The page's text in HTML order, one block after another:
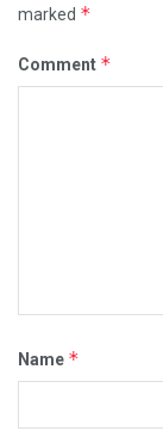
marked *
Comment *
Name *